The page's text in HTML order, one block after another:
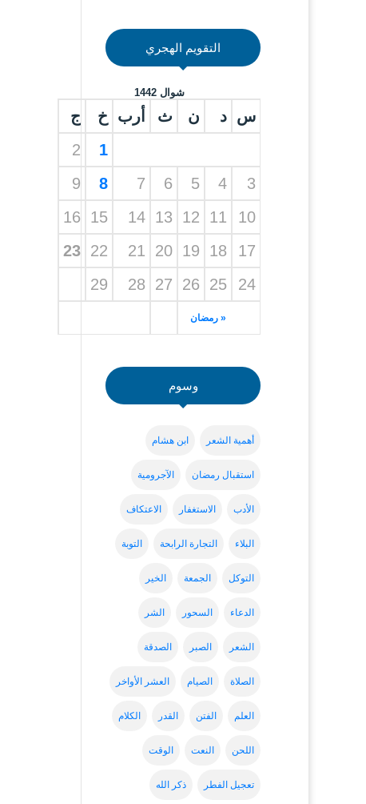
التقويم الهجري
شوال 1442
س د ن ث أرب خ ج
« رمضان
1
2
3
4
5
6
7
8
9
10
11
12
13
14
15
16
17
18
19
20
21
22
23
24
25
26
27
28
29
وسوم
أهمية الشعر ابن هشام
استقبال رمضان الآجرومية
الأدب الاستغفار الاعتكاف
البلاء التجارة الرابحة التوبة
التوكل الجمعة الخير
الدعاء السحور الشر
الشعر الصبر الصدقة
الصلاة الصيام العشر الأواخر
العلم الفتن القدر الكلام
اللحن النعت الوقت
تعجيل الفطر ذكر الله